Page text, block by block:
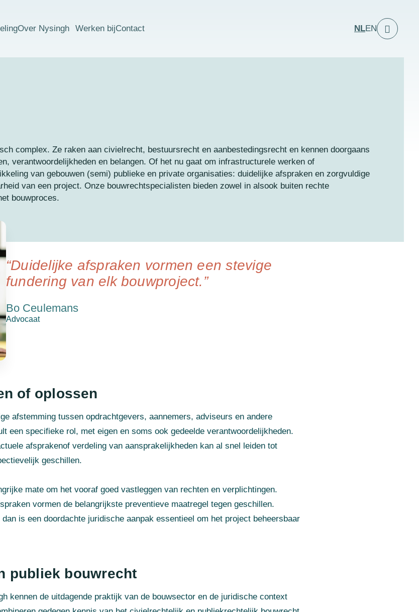
Over Nysingh Werken bijContact NLEN
complex. Ze raken aan civielrecht, bestuursrecht en aanbestedingsrecht en kennen doorgaans
verantwoordelijkheden en belangen. Of het nu gaat om infrastructurele werken of
van gebouwen (semi) publieke en private organisaties: duidelijke afspraken en zorgvuldige
van een project. Onze bouwrechtspecialisten bieden zowel in alsook buiten rechte
bouwproces.
“Duidelijke afspraken vormen een stevige
fundering van elk bouwproject.”
Bo Ceulemans
Advocaat
of oplossen
afstemming tussen opdrachtgevers, aannemers, adviseurs en andere
een specifieke rol, met eigen en soms ook gedeelde verantwoordelijkheden.
afsprakenof verdeling van aansprakelijkheden kan al snel leiden tot
geschillen.
mate om het vooraf goed vastleggen van rechten en verplichtingen.
vormen de belangrijkste preventieve maatregel tegen geschillen.
is een doordachte juridische aanpak essentieel om het project beheersbaar
publiek bouwrecht
kennen de uitdagende praktijk van de bouwsector en de juridische context